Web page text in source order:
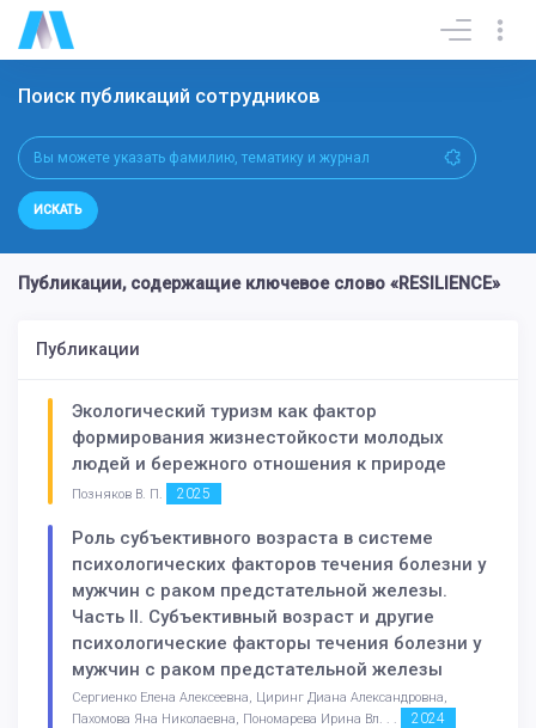
Поиск публикаций сотрудников
ИСКАТЬ
Публикации, содержащие ключевое слово «RESILIENCE»
Публикации
Экологический туризм как фактор
формирования жизнестойкости молодых
людей и бережного отношения к природе
Позняков В. П. 2025
Роль субъективного возраста в системе
психологических факторов течения болезни у
мужчин с раком предстательной железы.
Часть II. Субъективный возраст и другие
психологические факторы течения болезни у
мужчин с раком предстательной железы
Сергиенко Елена Алексеевна, Циринг Диана Александровна,
Пахомова Яна Николаевна, Пономарева Ирина Вл. . .
2024